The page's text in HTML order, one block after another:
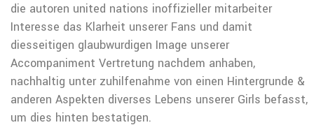
die autoren united nations inoffizieller mitarbeiter
Interesse das Klarheit unserer Fans und damit
diesseitigen glaubwurdigen Image unserer
Accompaniment Vertretung nachdem anhaben,
nachhaltig unter zuhilfenahme von einen Hintergrunde &
anderen Aspekten diverses Lebens unserer Girls befasst,
um dies hinten bestatigen.